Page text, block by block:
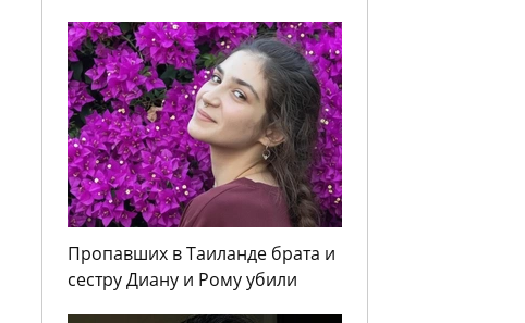
Пропавших в Таиланде брата и
сестру Диану и Рому убили